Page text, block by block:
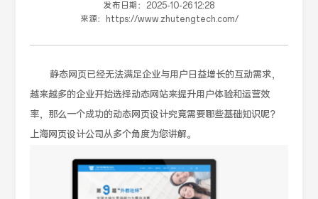
发布日期： 2025-10-26 12:28
来源：
https://www.zhutengtech.com/
静态网页已经无法满足企业与用户日益增长的互动需求，
越来越多的企业开始选择动态网站来提升用户体验和运营效
率，那么一个成功的动态网页设计究竟需要哪些基础知识呢？
上海网页设计公司从多个角度为您讲解。